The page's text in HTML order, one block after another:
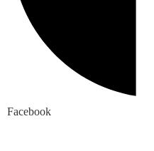
Facebook